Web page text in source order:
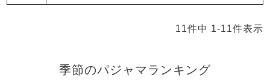
11件中 1-11件表示
季節のパジャマランキング